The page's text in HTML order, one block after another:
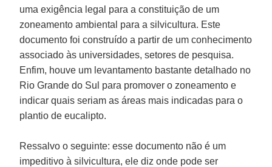
uma exigência legal para a constituição de um
zoneamento ambiental para a silvicultura. Este
documento foi construído a partir de um conhecimento
associado às universidades, setores de pesquisa.
Enfim, houve um levantamento bastante detalhado no
Rio Grande do Sul para promover o zoneamento e
indicar quais seriam as áreas mais indicadas para o
plantio de eucalipto.
Ressalvo o seguinte: esse documento não é um
impeditivo à silvicultura, ele diz onde pode ser